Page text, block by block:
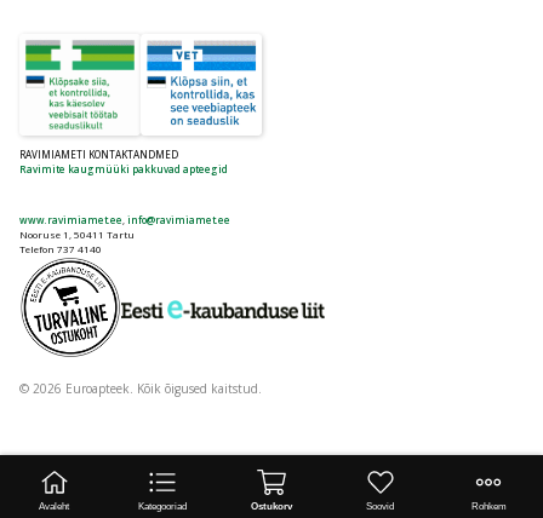
RAVIMIAMETI KONTAKTANDMED
Ravimite kaugmüüki pakkuvad apteegid
www.ravimiamet.ee info@ravimiamet.ee
Nooruse 1, 50411 Tartu
Telefon 737 4140
© 2026 Euroapteek. Kõik õigused kaitstud.
Avaleht Kategooriad Ostukorv Soovid Rohkem